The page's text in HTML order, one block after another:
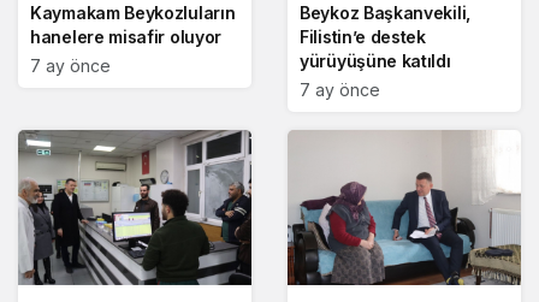
Kaymakam Beykozluların
hanelere misafir oluyor
7 ay önce
Beykoz Başkanvekili,
Filistin’e destek
yürüyüşüne katıldı
7 ay önce